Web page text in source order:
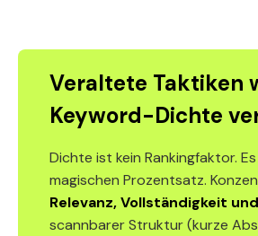
Veraltete Taktiken
Keyword-Dichte
Dichte ist kein Rankingfaktor.
magischen Prozentsatz.
Relevanz, Vollständigkeit
scannbarer Struktur (kurze